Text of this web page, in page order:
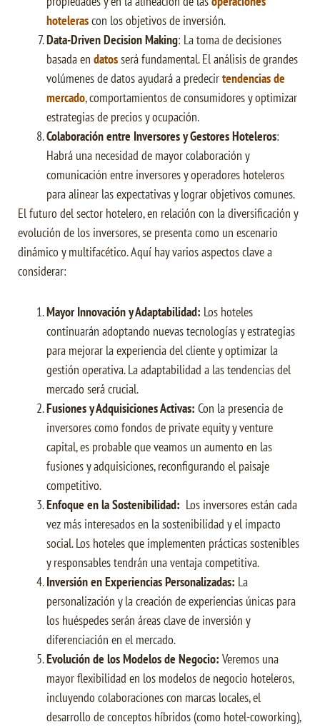
hotelerascon los objetivos de inversión.
Data-Driven Decision Making: La toma de decisiones
basada en datosserá fundamental. El análisis de grandes
volúmenes de datos ayudará a predecirtendencias de
mercado, comportamientos de consumidores y optimizar
estrategias de precios y ocupación.
Colaboración entre Inversores y Gestores Hoteleros:
Habrá una necesidad de mayor colaboración y
comunicación entre inversores y operadores hoteleros
para alinear las expectativas y lograr objetivos comunes.
El futuro del sector hotelero, en relación con la diversificación y
evolución de los inversores, se presenta como un escenario
dinámico y multifacético. Aquí hay varios aspectos clave a
considerar:
Mayor Innovación y Adaptabilidad: Los hoteles
continuarán adoptando nuevas tecnologías y estrategias
para mejorar la experiencia del cliente y optimizar la
gestión operativa. La adaptabilidad a las tendencias del
mercado será crucial.
Fusiones y Adquisiciones Activas: Con la presencia de
inversores como fondos de private equity y venture
capital, es probable que veamos un aumento en las
fusiones y adquisiciones, reconfigurando el paisaje
competitivo.
Enfoque en la Sostenibilidad: Los inversores están cada
vez más interesados en la sostenibilidad y el impacto
social. Los hoteles que implementen prácticas sostenibles
y responsables tendrán una ventaja competitiva.
Inversión en Experiencias Personalizadas: La
personalización y la creación de experiencias únicas para
los huéspedes serán áreas clave de inversión y
diferenciación en el mercado.
Evolución de los Modelos de Negocio: Veremos una
mayor flexibilidad en los modelos de negocio hoteleros,
incluyendo colaboraciones con marcas locales, el
desarrollo de conceptos híbridos (como hotel-coworking),